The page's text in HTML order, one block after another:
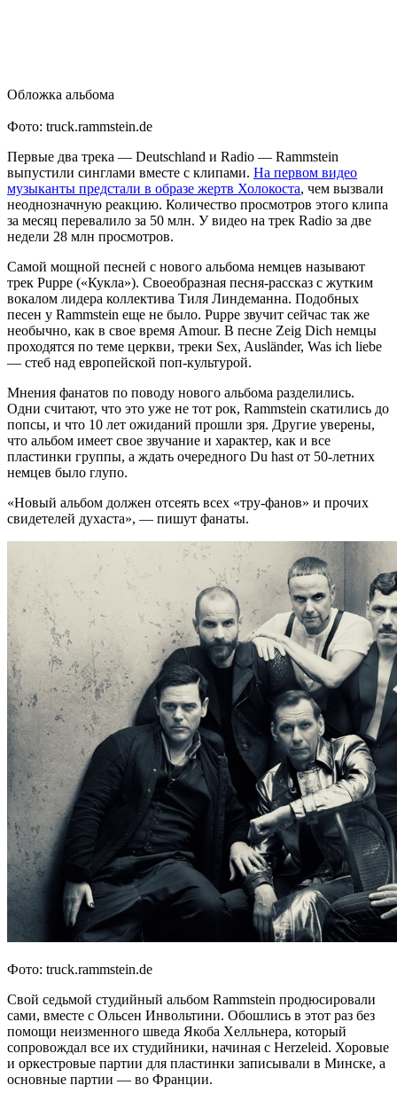
Обложка альбома
Фото: truck.rammstein.de
Первые два трека — Deutschland и Radio — Rammstein
выпустили синглами вместе с клипами. На первом видео
музыканты предстали в образе жертв Холокоста, чем вызвали
неоднозначную реакцию. Количество просмотров этого клипа
за месяц перевалило за 50 млн. У видео на трек Radio за две
недели 28 млн просмотров.
Самой мощной песней с нового альбома немцев называют
трек Puppe («Кукла»). Своеобразная песня-рассказ с жутким
вокалом лидера коллектива Тиля Линдеманна. Подобных
песен у Rammstein еще не было. Puppe звучит сейчас так же
необычно, как в свое время Amour. В песне Zeig Dich немцы
проходятся по теме церкви, треки Sex, Ausländer, Was ich liebe
— стеб над европейской поп-культурой.
Мнения фанатов по поводу нового альбома разделились.
Одни считают, что это уже не тот рок, Rammstein скатились до
попсы, и что 10 лет ожиданий прошли зря. Другие уверены,
что альбом имеет свое звучание и характер, как и все
пластинки группы, а ждать очередного Du hast от 50-летних
немцев было глупо.
«Новый альбом должен отсеять всех «тру-фанов» и прочих
свидетелей духаста», — пишут фанаты.
Фото: truck.rammstein.de
Свой седьмой студийный альбом Rammstein продюсировали
сами, вместе с Ольсен Инвольтини. Обошлись в этот раз без
помощи неизменного шведа Якоба Хелльнера, который
сопровождал все их студийники, начиная с Herzeleid. Хоровые
и оркестровые партии для пластинки записывали в Минске, а
основные партии — во Франции.